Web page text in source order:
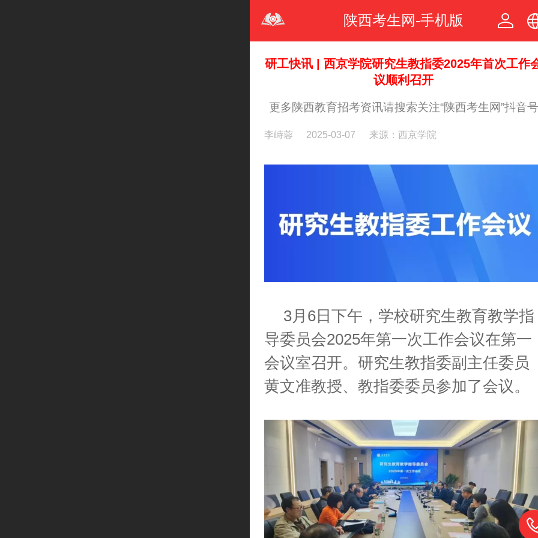
陕西考生网-手机版
中文
研工快讯 | 西京学院研究生教指委2025年首次工作
议顺利召开
更多陕西教育招考资讯请搜索关注“陕西考生网”抖音号
李峙蓉 2025-03-07 来源：西京学院
3月6日下午，学校研究生教育教学指
导委员会2025年第一次工作会议在第一
会议室召开。研究生教指委副主任委员
黄文准教授、教指委委员参加了会议。